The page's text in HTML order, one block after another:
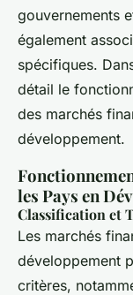
gouvernements
également
spécifiques.
détail le
des marchés
développement.
les Pays en
Classification et
Les marchés
développement
critères,